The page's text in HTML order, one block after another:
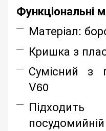
Функціональні
Матеріал:
Кришка з
Сумісний з
V60